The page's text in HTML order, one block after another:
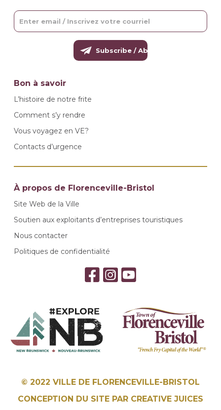
Bon à savoir
L’histoire de notre frite
Comment s’y rendre
Vous voyagez en VE?
Contacts d’urgence
À propos de Florenceville-Bristol
Site Web de la Ville
Soutien aux exploitants d’entreprises touristiques
Nous contacter
Politiques de confidentialité
© 2022 VILLE DE FLORENCEVILLE-BRISTOL
CONCEPTION DU SITE PAR CREATIVE JUICES